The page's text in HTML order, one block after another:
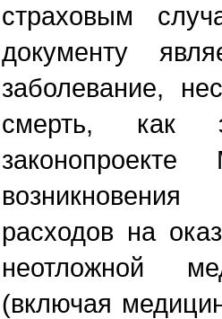
страховым
документу
заболевание,
смерть, как
расходов на
неотложной
(включая